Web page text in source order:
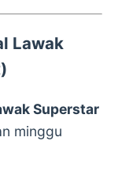
Lawak
Superstar
minggu